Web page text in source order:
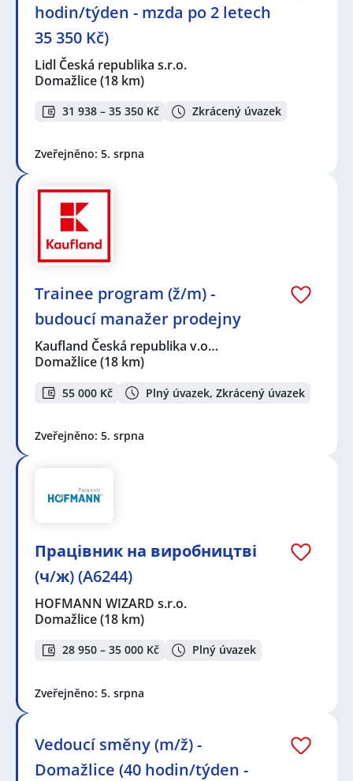
hodin/týden - mzda po 2 letech
35 350 Kč)
Lidl Česká republika s.r.o.
Domažlice(18 km)
31 938 – 35 350 Kč Zkrácený úvazek
Zveřejněno: 5. srpna
Trainee program (ž/m) -
budoucí manažer prodejny
Kaufland Česká republika v.o…
Domažlice(18 km)
55 000 Kč Plný úvazek, Zkrácený úvazek
Zveřejněno: 5. srpna
Працівник на виробництві
(ч/ж) (A6244)
HOFMANN WIZARD s.r.o.
Domažlice(18 km)
28 950 – 35 000 Kč Plný úvazek
Zveřejněno: 5. srpna
Vedoucí směny (m/ž) -
Domažlice (40 hodin/týden -